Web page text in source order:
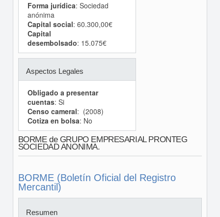
Forma jurídica: Sociedad
anónima
Capital social: 60.300,00€
Capital
desembolsado: 15.075€
Aspectos Legales
Obligado a presentar
cuentas: Si
Censo cameral: (2008)
Cotiza en bolsa: No
BORME de GRUPO EMPRESARIAL PRONTEG
SOCIEDAD ANONIMA.
BORME (Boletín Oficial del Registro
Mercantil)
Resumen